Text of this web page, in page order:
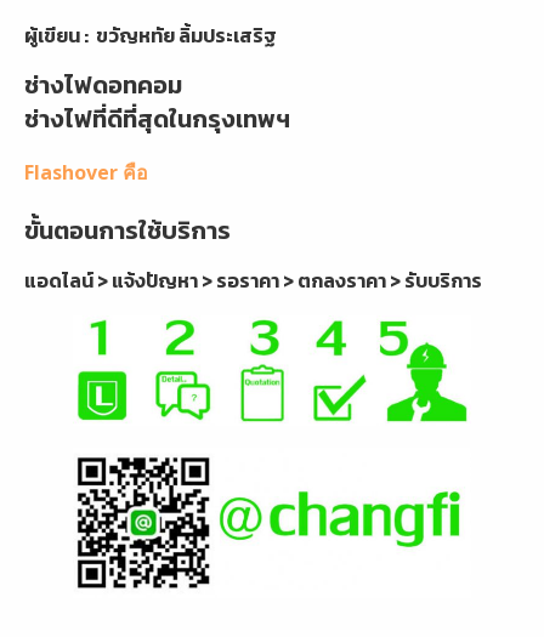
ผู้เขียน : ขวัญหทัย ลิ้มประเสริฐ
ช่างไฟดอทคอม
ช่างไฟที่ดีที่สุดในกรุงเทพฯ
Flashover คือ
ขั้นตอนการใช้บริการ
แอดไลน์ > แจ้งปัญหา > รอราคา > ตกลงราคา > รับบริการ